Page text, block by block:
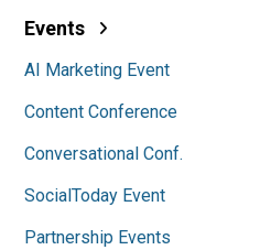
Events
AI Marketing Event
Content Conference
Conversational Conf.
SocialToday Event
Partnership Events